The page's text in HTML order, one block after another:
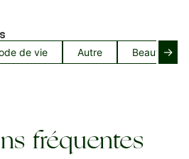
de vie Autre Beauté→
fréquentes